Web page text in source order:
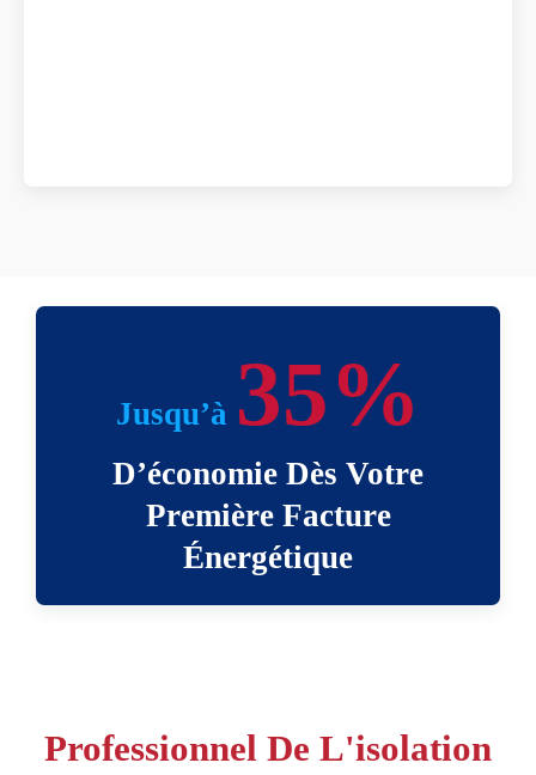
Jusqu’à 35%
D’économie Dès Votre
Première Facture
Énergétique
Professionnel De L'isolation